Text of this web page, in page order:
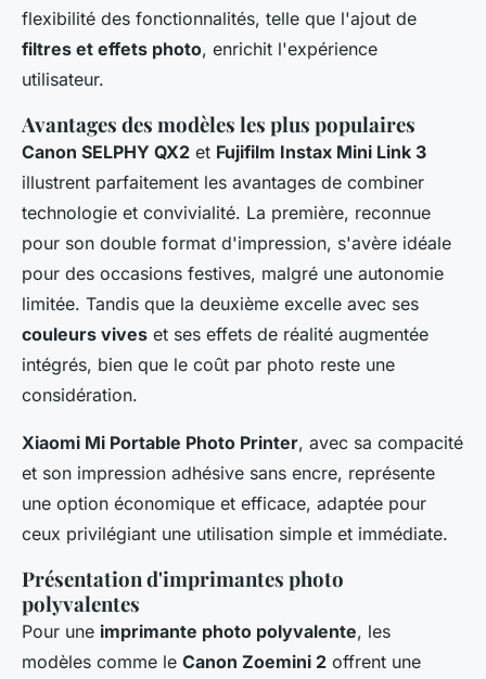
flexibilité des fonctionnalités, telle que l'ajout de
filtres et effets photo, enrichit l'expérience
utilisateur.
Avantages des modèles les plus populaires
Canon SELPHY QX2 et Fujifilm Instax Mini Link 3
illustrent parfaitement les avantages de combiner
technologie et convivialité. La première, reconnue
pour son double format d'impression, s'avère idéale
pour des occasions festives, malgré une autonomie
limitée. Tandis que la deuxième excelle avec ses
couleurs vives et ses effets de réalité augmentée
intégrés, bien que le coût par photo reste une
considération.
Xiaomi Mi Portable Photo Printer, avec sa compacité
et son impression adhésive sans encre, représente
une option économique et efficace, adaptée pour
ceux privilégiant une utilisation simple et immédiate.
Présentation d'imprimantes photo
polyvalentes
Pour une imprimante photo polyvalente, les
modèles comme le Canon Zoemini 2 offrent une